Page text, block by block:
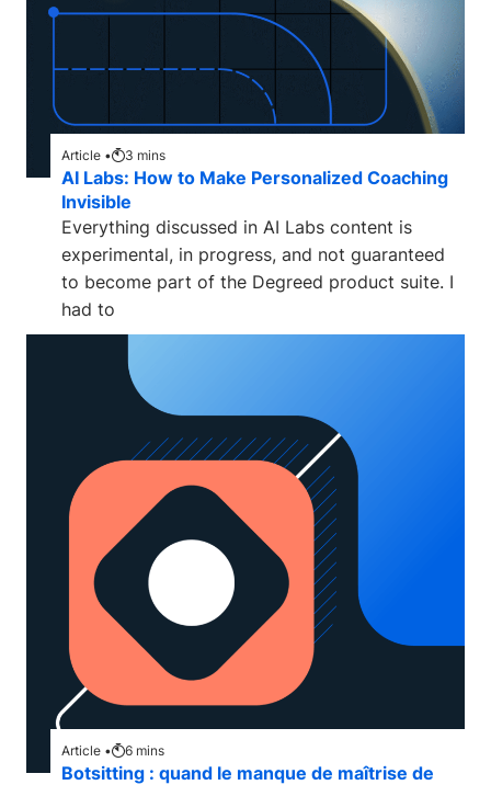
Article • 3 mins
AI Labs: How to Make Personalized Coaching
Invisible
Everything discussed in AI Labs content is
experimental, in progress, and not guaranteed
to become part of the Degreed product suite. I
had to
Article • 6 mins
Botsitting : quand le manque de maîtrise de